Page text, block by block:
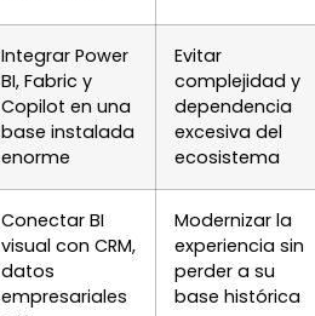
Integrar Power
BI, Fabric y
Copilot en una
base instalada
enorme
Evitar
complejidad y
dependencia
excesiva del
ecosistema
Conectar BI
visual con CRM,
datos
empresariales
Modernizar la
experiencia sin
perder a su
base histórica